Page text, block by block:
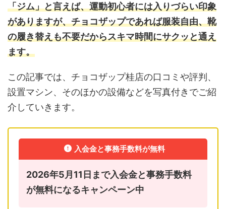
「ジム」と言えば、運動初心者には入りづらい印象
がありますが、チョコザップであれば服装自由、靴
の履き替えも不要だからスキマ時間にサクッと通え
ます。
この記事では、チョコザップ桂店の口コミや評判、
設置マシン、そのほかの設備などを写真付きでご紹
介していきます。
入会金と事務手数料が無料
2026年5月11日まで入会金と事務手数料
が無料になるキャンペーン中